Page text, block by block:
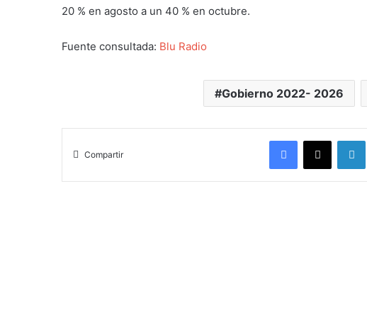
20 % en agosto a un 40 % en octubre.
Fuente consultada: Blu Radio
Gobierno 2022- 2026
Compartir